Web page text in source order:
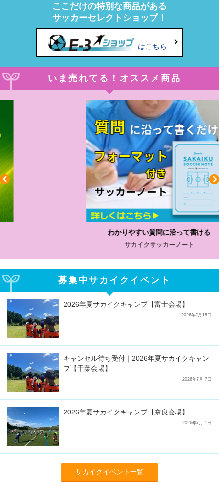
ここだけの特別な商品がある
サッカーセレクトショップ！
はこちら
いま売れてる！オススメ商品
わかりやすい質問に沿って書ける
サカイクサッカーノート
募集中サカイクイベント
2026年夏サカイクキャンプ【富士会場】
2026年7月15日
キャンセル待ち受付｜2026年夏サカイクキャン
プ【千葉会場】
2026年7月 7日
2026年夏サカイクキャンプ【奈良会場】
2026年7月 1日
サカイクイベント一覧